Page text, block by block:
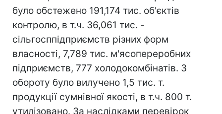
було обстежено 191,174 тис. об'єктів
контролю, в т.ч. 36,061 тис. -
сільгосппідприємств різних форм
власності, 7,789 тис. м'ясопереробних
підприємств, 777 холодокомбінатів. З
обороту було вилучено 1,5 тис. т.
продукції сумнівної якості, в т.ч. 800 т.
утилізовано. За наслідками перевірок